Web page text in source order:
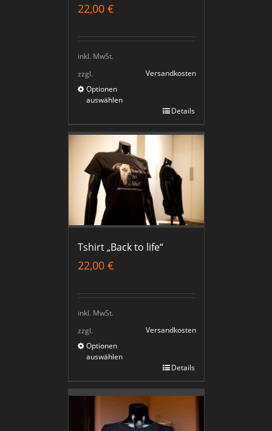
22,00 €
inkl. MwSt.
zzgl.
Versandkosten
Optionen
auswählen
Details
Tshirt „Back to life“
22,00 €
inkl. MwSt.
zzgl.
Versandkosten
Optionen
auswählen
Details